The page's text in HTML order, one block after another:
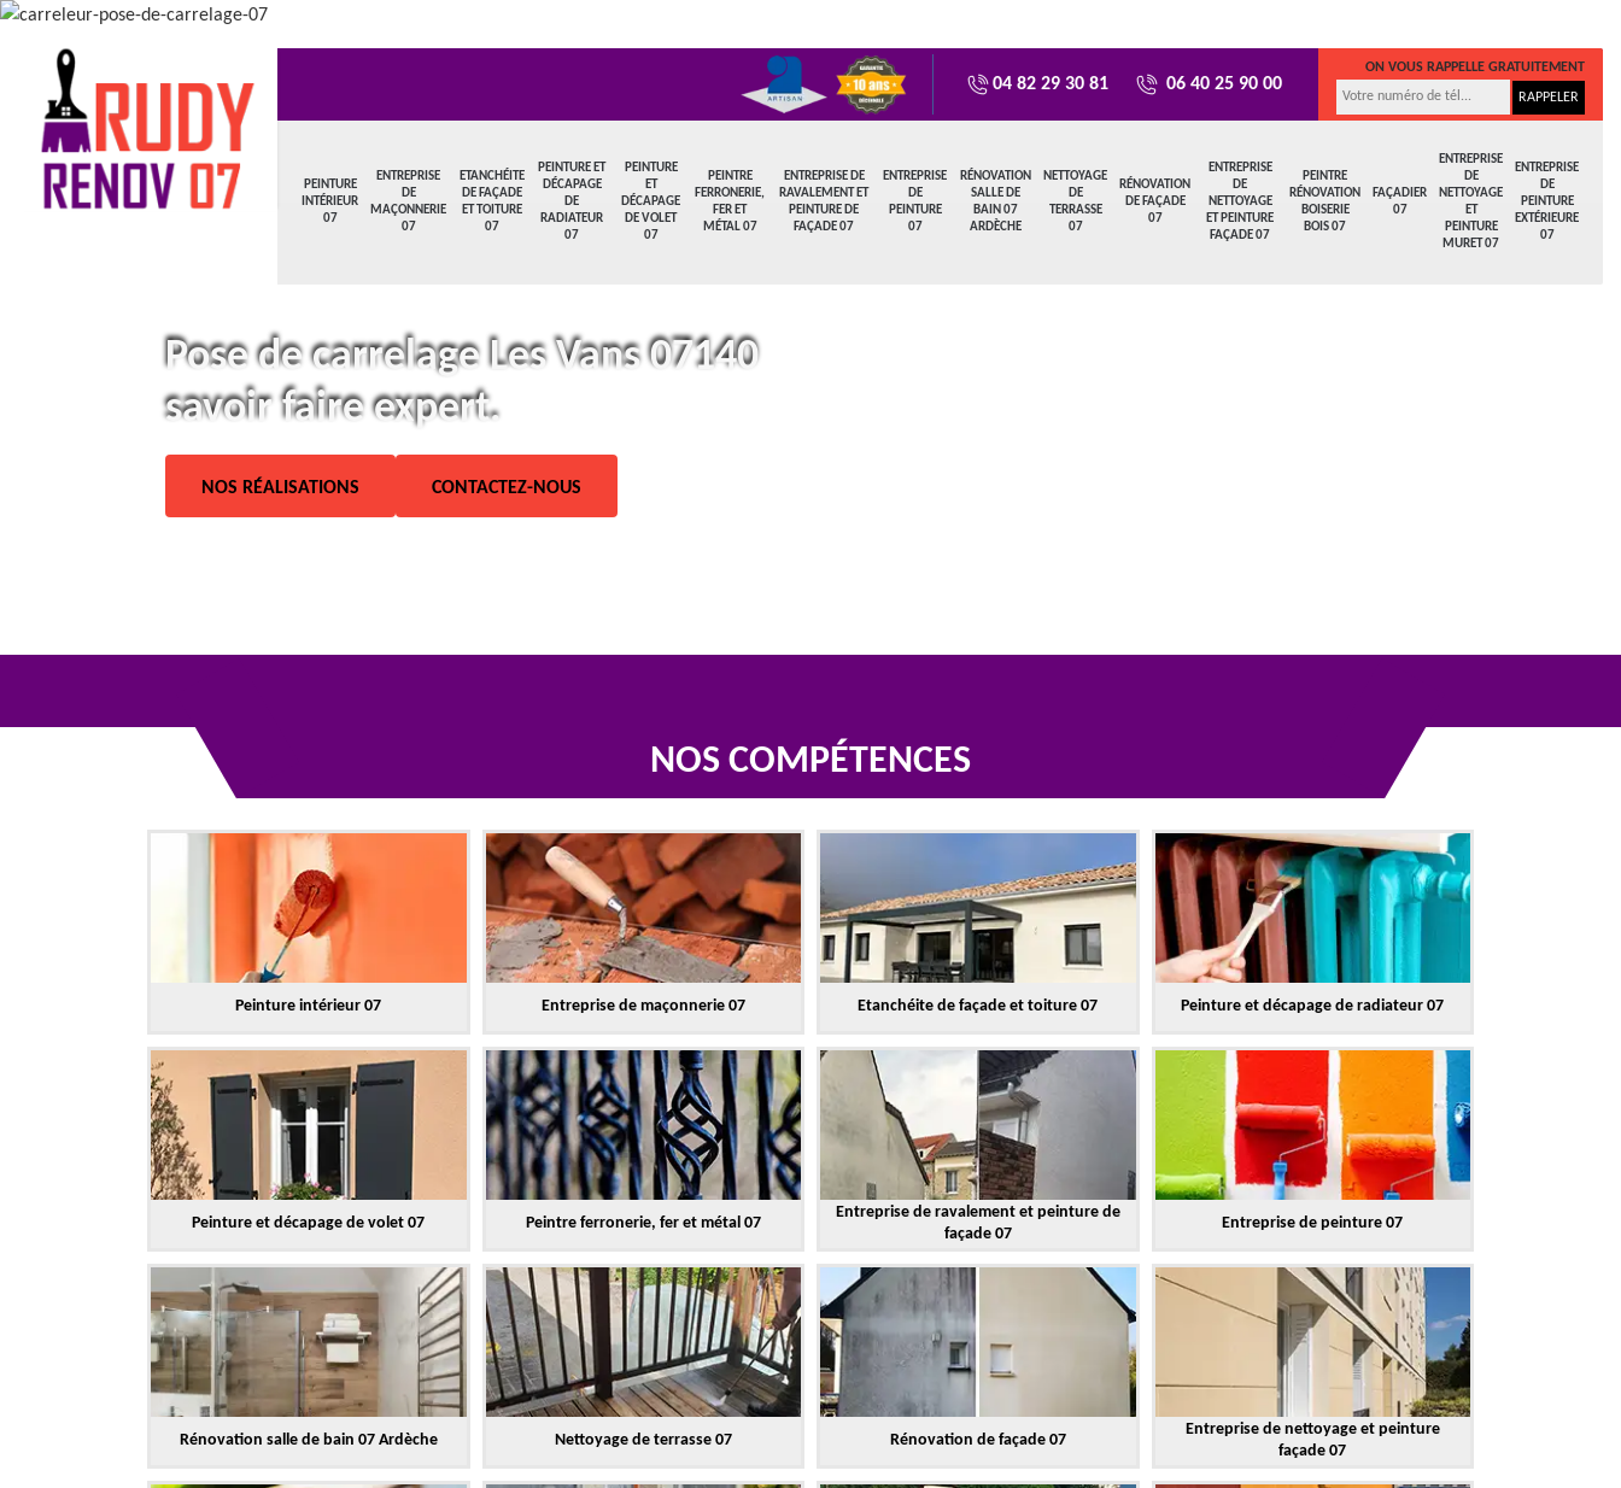
PEINTURE
INTÉRIEUR
07
ENTREPRISE
DE
MAÇONNERIE
07
ETANCHÉITE
DE FAÇADE
ET TOITURE
07
PEINTURE ET
DÉCAPAGE
DE
RADIATEUR
07
PEINTURE
ET
DÉCAPAGE
DE VOLET
07
PEINTRE
FERRONERIE,
FER ET
MÉTAL 07
ENTREPRISE DE
RAVALEMENT ET
PEINTURE DE
FAÇADE 07
ENTREPRISE
DE
PEINTURE
07
RÉNOVATION
SALLE DE
BAIN 07
ARDÈCHE
NETTOYAGE
DE
TERRASSE
07
RÉNOVATION
DE FAÇADE
07
ENTREPRISE
DE
NETTOYAGE
ET PEINTURE
FAÇADE 07
PEINTRE
RÉNOVATION
BOISERIE
BOIS 07
FAÇADIER
07
ENTREPRISE
DE
NETTOYAGE
ET
PEINTURE
MURET 07
ENTREPRISE
DE
PEINTURE
EXTÉRIEURE
07
04 82 29 30 81 06 40 25 90 00
ON VOUS RAPPELLE GRATUITEMENT
Pose de carrelage Les Vans 07140
savoir faire expert.
NOS RÉALISATIONS CONTACTEZ-NOUS
NOS COMPÉTENCES
Peinture intérieur 07 Entreprise de maçonnerie 07 Etanchéite de façade et toiture 07 Peinture et décapage de radiateur 07
Peinture et décapage de volet 07 Peintre ferronerie, fer et métal 07
Entreprise de ravalement et peinture de
façade 07
Entreprise de peinture 07
Rénovation salle de bain 07 Ardèche Nettoyage de terrasse 07 Rénovation de façade 07
Entreprise de nettoyage et peinture
façade 07